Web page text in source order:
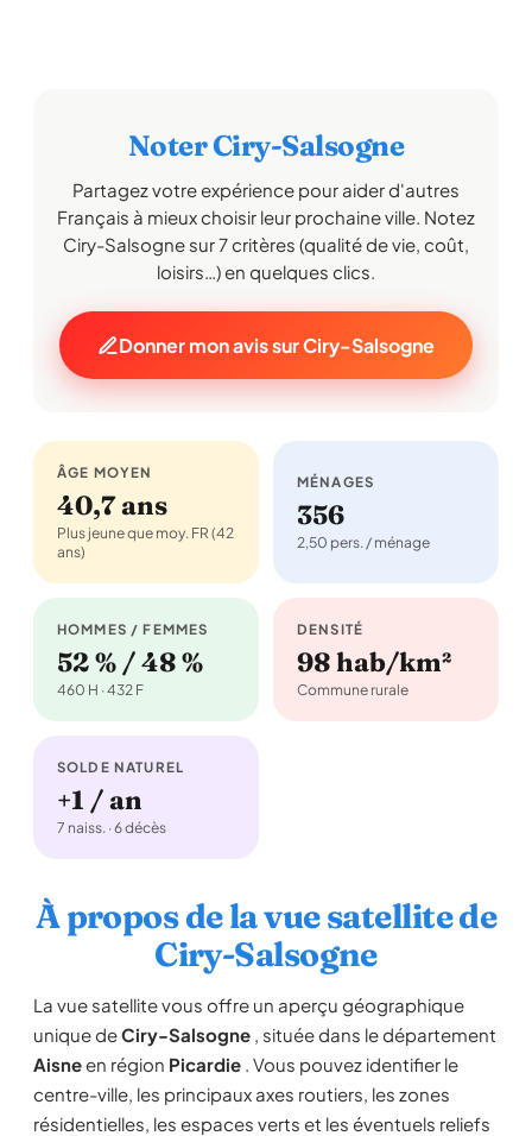
Noter Ciry-Salsogne
Partagez votre expérience pour aider d'autres
Français à mieux choisir leur prochaine ville. Notez
Ciry-Salsogne sur 7 critères (qualité de vie, coût,
loisirs…) en quelques clics.
Donner mon avis sur Ciry-Salsogne
ÂGE MOYEN
40,7 ans
Plus jeune que moy. FR (42
ans)
MÉNAGES
356
2,50 pers. / ménage
HOMMES / FEMMES
52 % / 48 %
460 H · 432 F
DENSITÉ
98 hab/km²
Commune rurale
SOLDE NATUREL
+1 / an
7 naiss. · 6 décès
À propos de la vue satellite de
Ciry-Salsogne
La vue satellite vous offre un aperçu géographique
unique deCiry-Salsogne , située dans le département
Aisneen région Picardie . Vous pouvez identifier le
centre-ville, les principaux axes routiers, les zones
résidentielles, les espaces verts et les éventuels reliefs